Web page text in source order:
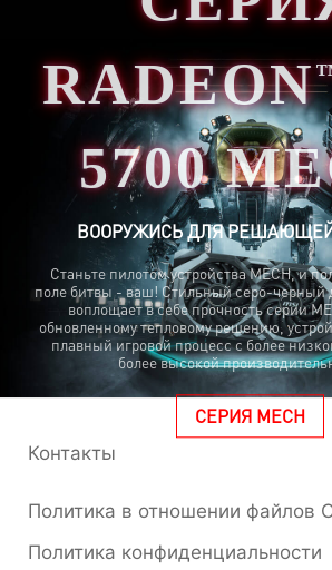
RADEON
5700
ВООРУЖИСЬ ДЛЯ
Станьте пилотом устройства MECH, и
поле битвы - ваш! Стильный серо-черный
воплощает в себе прочность серии
обновленному тепловому решению,
плавный игровой процесс с более
более высокой
СЕРИЯ MECH
Политика в отношении файлов
Политика конфиденциальности
Контакты